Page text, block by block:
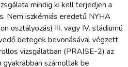
mindig ki kell terjedjen a
Nem iszkémiás eredetű NYHA
osztályozás) III. vagy IV. stádiumú
betegek bevonásával végzett
vizsgálatban (PRAISE-2) az
számoltak be